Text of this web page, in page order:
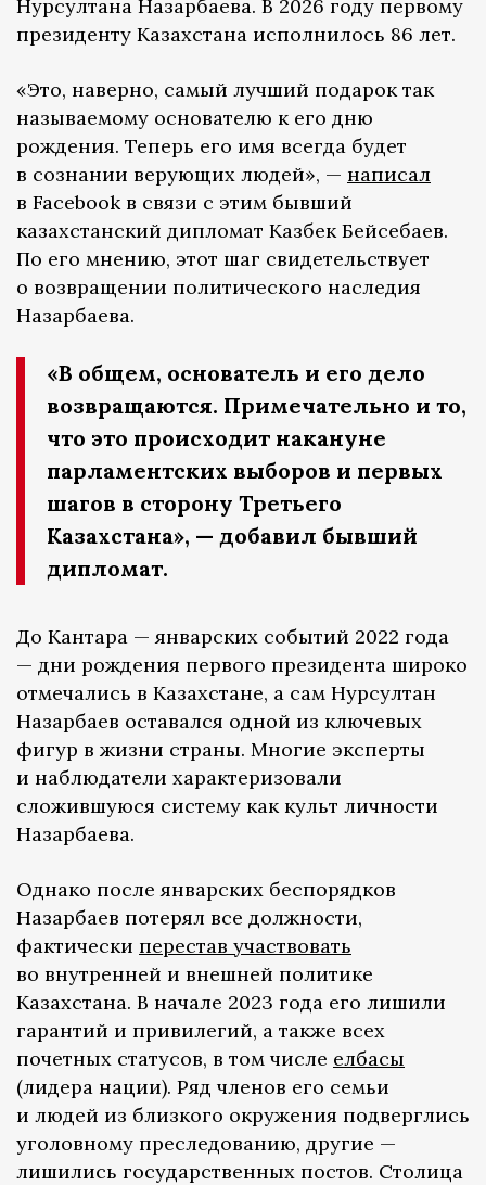
Нурсултана Назарбаева. В 2026 году первому
президенту Казахстана исполнилось 86 лет.
«Это, наверно, самый лучший подарок так
называемому основателю к его дню
рождения. Теперь его имя всегда будет
в сознании верующих людей», — написал
в Facebook в связи с этим бывший
казахстанский дипломат Казбек Бейсебаев.
По его мнению, этот шаг свидетельствует
о возвращении политического наследия
Назарбаева.
«В общем, основатель и его дело
возвращаются. Примечательно и то,
что это происходит накануне
парламентских выборов и первых
шагов в сторону Третьего
Казахстана», — добавил бывший
дипломат.
До Кантара — январских событий 2022 года
— дни рождения первого президента широко
отмечались в Казахстане, а сам Нурсултан
Назарбаев оставался одной из ключевых
фигур в жизни страны. Многие эксперты
и наблюдатели характеризовали
сложившуюся систему как культ личности
Назарбаева.
Однако после январских беспорядков
Назарбаев потерял все должности,
фактически перестав участвовать
во внутренней и внешней политике
Казахстана. В начале 2023 года его лишили
гарантий и привилегий, а также всех
почетных статусов, в том числе елбасы
(лидера нации). Ряд членов его семьи
и людей из близкого окружения подверглись
уголовному преследованию, другие —
лишились государственных постов. Столица